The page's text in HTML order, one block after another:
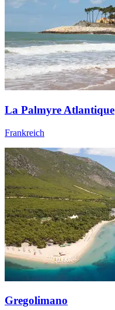
La Palmyre Atlantique
Frankreich
Gregolimano